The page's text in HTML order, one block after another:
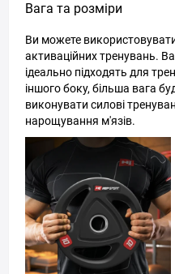
Вага та розміри
Ви можете
активаційних тренувань.
ідеально підходять для
іншого боку, більша вага
виконувати силові
нарощування м'язів.